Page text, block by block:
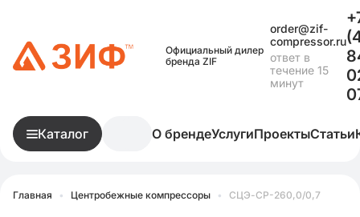
Официальный дилер
бренда ZIF
order@zif-
compressor.ru
ответ в
течение 15
минут
Каталог О брендеУслугиПроектыСтатьи
Главная • Центробежные компрессоры • СЦЭ-СР-260,0/0,7